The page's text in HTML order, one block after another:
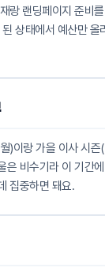
랑 랜딩페이지 준비
상태에서 예산만 올
)이랑 가을 이사 시즌
은 비수기라 이 기간
집중하면 돼요.